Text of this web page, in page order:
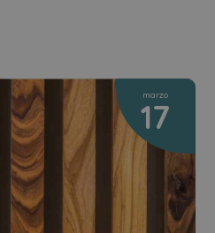
marzo
17